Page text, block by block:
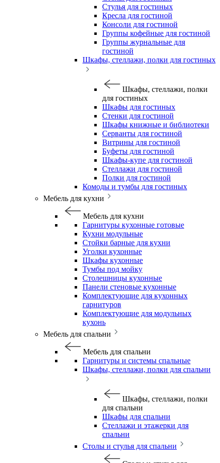
Стулья для гостиных
Кресла для гостиной
Консоли для гостиной
Группы кофейные для гостиной
Группы журнальные для
гостиной
Шкафы, стеллажи, полки для гостиных
Шкафы, стеллажи, полки
для гостиных
Шкафы для гостиных
Стенки для гостиной
Шкафы книжные и библиотеки
Серванты для гостиной
Витрины для гостиной
Буфеты для гостиной
Шкафы-купе для гостиной
Стеллажи для гостиной
Полки для гостиной
Комоды и тумбы для гостиных
Мебель для кухни
Мебель для кухни
Гарнитуры кухонные готовые
Кухни модульные
Стойки барные для кухни
Уголки кухонные
Шкафы кухонные
Тумбы под мойку
Столешницы кухонные
Панели стеновые кухонные
Комплектующие для кухонных
гарнитуров
Комплектующие для модульных
кухонь
Мебель для спальни
Мебель для спальни
Гарнитуры и системы спальные
Шкафы, стеллажи, полки для спальни
Шкафы, стеллажи, полки
для спальни
Шкафы для спальни
Стеллажи и этажерки для
спальни
Столы и стулья для спальни